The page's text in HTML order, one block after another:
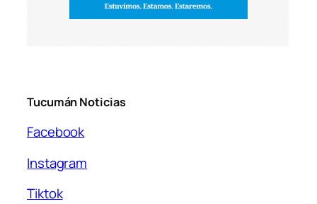
Tucumán Noticias
Facebook
Instagram
Tiktok